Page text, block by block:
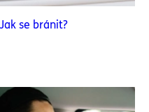
se bránit?